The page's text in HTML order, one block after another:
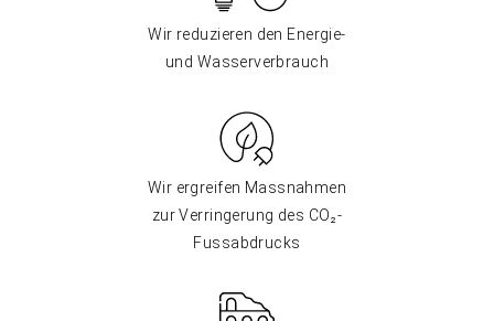
Wir reduzieren den Energie-
und Wasserverbrauch
Wir ergreifen Massnahmen
zur Verringerung des CO₂-
Fussabdrucks